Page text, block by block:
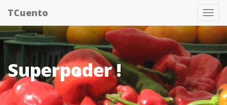
Pasar
contenido
principal
TCuento
Superpoder !